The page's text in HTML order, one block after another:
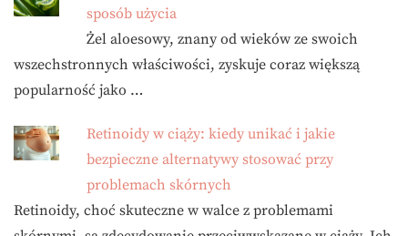
sposób użycia
Żel aloesowy, znany od wieków ze swoich
wszechstronnych właściwości, zyskuje coraz większą
popularność jako …
Retinoidy w ciąży: kiedy unikać i jakie
bezpieczne alternatywy stosować przy
problemach skórnych
Retinoidy, choć skuteczne w walce z problemami